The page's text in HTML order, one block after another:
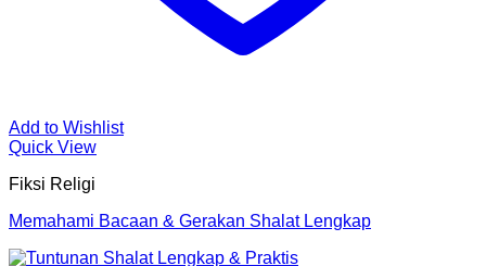
Add to Wishlist
Quick View
Fiksi Religi
Memahami Bacaan & Gerakan Shalat Lengkap